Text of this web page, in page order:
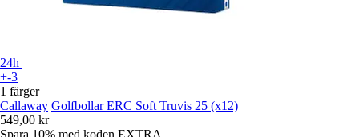
24h
+-3
1 färger
Callaway Golfbollar ERC Soft Truvis 25 (x12)
549,00 kr